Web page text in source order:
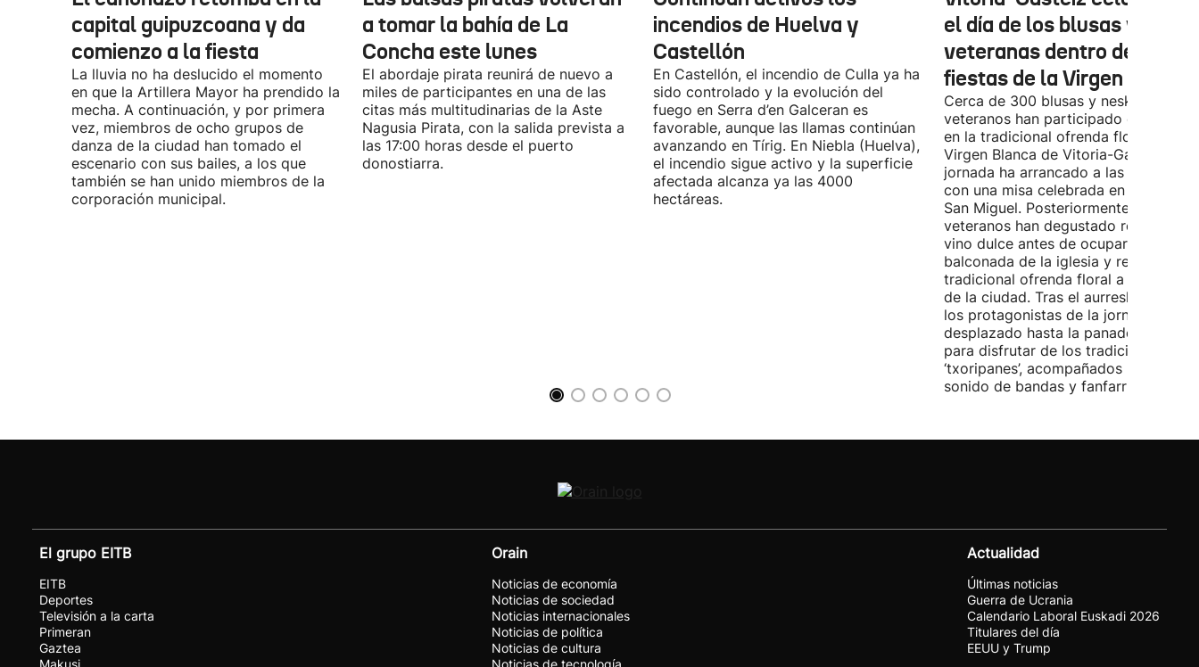
capital guipuzcoana y da
comienzo a la fiesta
La lluvia no ha deslucido el momento
en que la Artillera Mayor ha prendido la
mecha. A continuación, y por primera
vez, miembros de ocho grupos de
danza de la ciudad han tomado el
escenario con sus bailes, a los que
también se han unido miembros de la
corporación municipal.
a tomar la bahía de La
Concha este lunes
El abordaje pirata reunirá de nuevo a
miles de participantes en una de las
citas más multitudinarias de la Aste
Nagusia Pirata, con la salida prevista a
las 17:00 horas desde el puerto
donostiarra.
incendios de Huelva y
Castellón
En Castellón, el incendio de Culla ya ha
sido controlado y la evolución del
fuego en Serra d’en Galceran es
favorable, aunque las llamas continúan
avanzando en Tírig. En Niebla (Huelva),
el incendio sigue activo y la superficie
afectada alcanza ya las 4000
hectáreas.
el día de los blusas y
veteranas dentro de las
fiestas de la Virgen Blanca
Cerca de 300 blusas y neskas
veteranos han participado este
en la tradicional ofrenda floral a la
Virgen Blanca de Vitoria-Gasteiz. La
jornada ha arrancado a las 9:00
con una misa celebrada en la iglesia
San Miguel. Posteriormente, los
veteranos han degustado rosquillas y
vino dulce antes de ocupar la
balconada de la iglesia y realizar la
tradicional ofrenda floral a la patrona
de la ciudad. Tras el aurresku de
los protagonistas de la jornada se
desplazado hasta la panadería
para disfrutar de los tradicionales
‘txoripanes’, acompañados por el
sonido de bandas y fanfarrias.
El grupo EITB
EITB
Deportes
Televisión a la carta
Primeran
Gaztea
Makusi
Orain
Noticias de economía
Noticias de sociedad
Noticias internacionales
Noticias de política
Noticias de cultura
Noticias de tecnología
Actualidad
Últimas noticias
Guerra de Ucrania
Calendario Laboral Euskadi 2026
Titulares del día
EEUU y Trump